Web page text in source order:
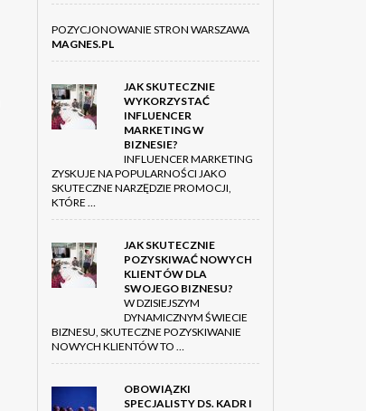
POZYCJONOWANIE STRON WARSZAWA
MAGNES.PL
JAK SKUTECZNIE
WYKORZYSTAĆ
INFLUENCER
MARKETING W
BIZNESIE?
INFLUENCER MARKETING
ZYSKUJE NA POPULARNOŚCI JAKO
SKUTECZNE NARZĘDZIE PROMOCJI,
KTÓRE …
JAK SKUTECZNIE
POZYSKIWAĆ NOWYCH
KLIENTÓW DLA
SWOJEGO BIZNESU?
W DZISIEJSZYM
DYNAMICZNYM ŚWIECIE
BIZNESU, SKUTECZNE POZYSKIWANIE
NOWYCH KLIENTÓW TO …
OBOWIĄZKI
SPECJALISTY DS. KADR I